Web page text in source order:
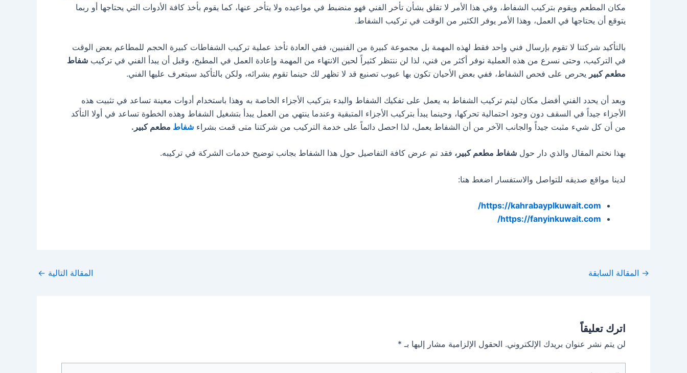
مكان المطعم ويقوم بتركيب الشفاط، وفي هذا الأمر لا تقلق بشأن تأخر الفني فهو منضبط في مواعيده ولا يتأخر عنها، كما يقوم بأخذ كافة الأدوات التي يحتاجها أو ربما
يتوقع أن يحتاجها في العمل، وهذا الأمر يوفر الكثير من الوقت في تركيب الشفاط.
بالتأكيد شركتنا لا تقوم بإرسال فني واحد فقط لهذه المهمة بل مجموعة كبيرة من الفنيين، ففي العادة تأخذ عملية تركيب الشفاطات كبيرة الحجم للمطاعم بعض الوقت
في التركيب، وحتى نسرع من هذه العملية نوفر أكثر من فني، لذا لن ننتظر كثيراً لحين الانتهاء من المهمة وإعادة العمل في المطبخ، وقبل أن يبدأ الفني في تركيب شفاط
مطعم كبير يحرص على فحص الشفاط، ففي بعض الأحيان تكون بها عيوب تصنيع قد لا تظهر لك حينما تقوم بشرائه، ولكن بالتأكيد سيتعرف عليها الفني.
وبعد أن يحدد الفني أفضل مكان ليتم تركيب الشفاط به يعمل على تفكيك الشفاط والبدء بتركيب الأجزاء الخاصة به وهذا باستخدام أدوات معينة تساعد في تثبيت هذه
الأجزاء جيداً في السقف دون وجود احتمالية تحركها، وحينما يبدأ بتركيب الأجزاء المتبقية وعندما ينتهي من العمل يبدأ بتشغيل الشفاط وهذه الخطوة تساعد في أولا التأكد
من أن كل شيء مثبت جيداً والجانب الآخر من أن الشفاط يعمل، لذا احصل دائماً على خدمة التركيب من شركتنا متى قمت بشراء شفاط مطعم كبير.
بهذا نختم المقال والذي دار حول شفاط مطعم كبير، فقد تم عرض كافة التفاصيل حول هذا الشفاط بجانب توضيح خدمات الشركة في تركيبه.
لدينا مواقع صديقه للتواصل والاستفسار اضغط هنا:
https://kahrabayplkuwait.com/
https://fanyinkuwait.com/
Post
→ المقالة السابقة المقالة التالية ←
اترك تعليقاً
لن يتم نشر عنوان بريدك الإلكتروني. الحقول الإلزامية مشار إليها بـ *